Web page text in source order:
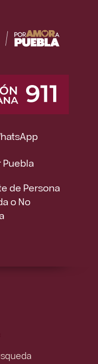
de Persona
o No